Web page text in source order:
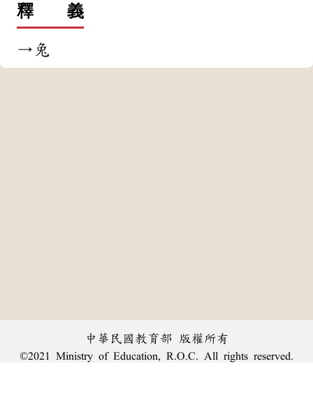
釋 義
→兔
中華民國教育部 版權所有
©2021 Ministry of Education, R.O.C. All rights reserved.